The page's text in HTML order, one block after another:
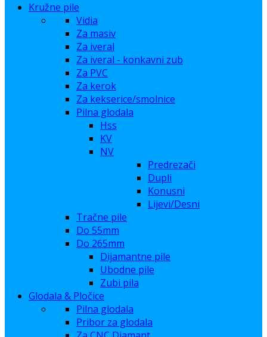
Kružne pile
Vidia
Za masiv
Za iveral
Za iveral - konkavni zub
Za PVC
Za kerok
Za kekserice/smolnice
Pilna glodala
Hss
KV
NV
Predrezači
Dupli
Konusni
Lijevi/Desni
Tračne pile
Do 55mm
Do 265mm
Dijamantne pile
Ubodne pile
Zubi pila
Glodala & Pločice
Pilna glodala
Pribor za glodala